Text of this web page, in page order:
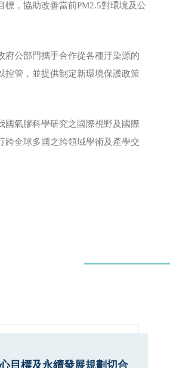
標，協助改善當前PM2.5對環境及公
府公部門攜手合作從各種汙染源的
控管，並提供制定新環境保護政策
國氣膠科學研究之國際視野及國際
跨全球多國之跨領域學術及產學交
目標及永續發展規劃切合